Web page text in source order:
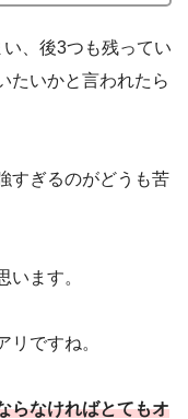
、後3つも残ってい
たいかと言われたら
すぎるのがどうも苦
います。
リですね。
らなければとてもオ